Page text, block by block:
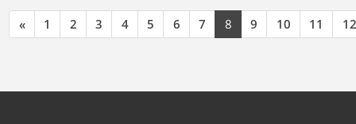
« 1 2 3 4 5 6 7 8 9 10 11 12